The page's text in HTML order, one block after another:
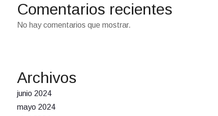
Comentarios recientes
No hay comentarios que mostrar.
Archivos
junio 2024
mayo 2024